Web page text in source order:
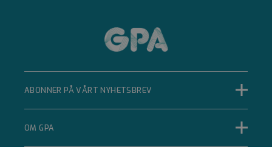
ABONNER PÅ VÅRT NYHETSBREV
OM GPA
Funksjonalitet Ugradert